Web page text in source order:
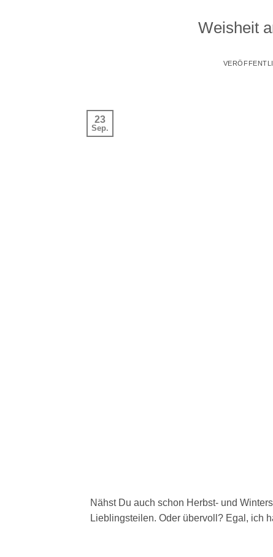
Weisheit
23
Sep.
Nähst Du auch schon Herbst- und
Lieblingsteilen. Oder übervoll? Egal, ich